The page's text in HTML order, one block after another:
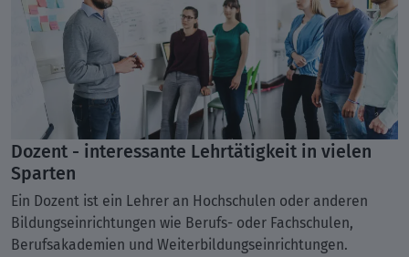
Dozent - interessante Lehrtätigkeit in vielen
Sparten
Ein Dozent ist ein Lehrer an Hochschulen oder anderen
Bildungseinrichtungen wie Berufs- oder Fachschulen,
Berufsakademien und Weiterbildungseinrichtungen.